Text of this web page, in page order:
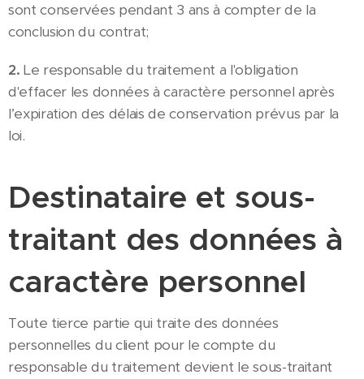
sont conservées pendant 3 ans à compter de la
conclusion du contrat;
2. Le responsable du traitement a l'obligation
d'effacer les données à caractère personnel après
l’expiration des délais de conservation prévus par la
loi.
Destinataire et sous-
traitant des données à
caractère personnel
Toute tierce partie qui traite des données
personnelles du client pour le compte du
responsable du traitement devient le sous-traitant